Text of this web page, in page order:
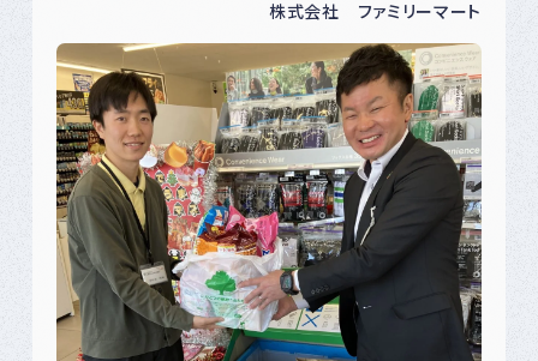
株式会社 ファミリーマート